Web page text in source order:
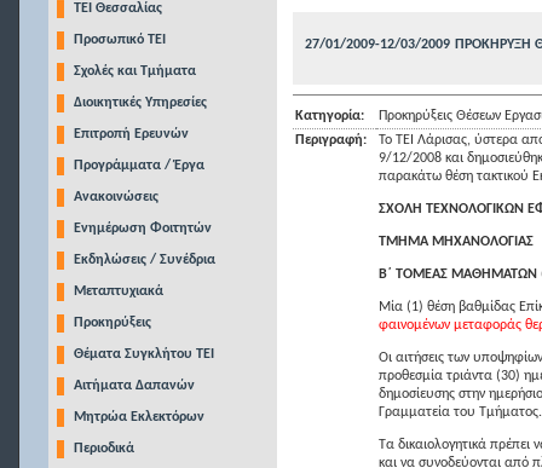
TEI Θεσσαλίας
Προσωπικό ΤΕΙ
Σχολές και Τμήματα
Διοικητικές Υπηρεσίες
Επιτροπή Ερευνών
Προγράμματα / Έργα
Ανακοινώσεις
Ενημέρωση Φοιτητών
Εκδηλώσεις / Συνέδρια
Μεταπτυχιακά
Προκηρύξεις
Θέματα Συγκλήτου ΤΕΙ
Αιτήματα Δαπανών
Μητρώα Εκλεκτόρων
Περιοδικά
27/01/2009-12/03/2009 ΠΡΟΚΗΡΥΞΗ
Κατηγορία:
Προκηρύξεις Θέσεων
Περιγραφή:
Το ΤΕΙ Λάρισας, ύστερα
9/12/2008 και
παρακάτω θέση τακτικού
ΣΧΟΛΗ ΤΕΧΝΟΛΟΓΙΚΩΝ
ΤΜΗΜΑ ΜΗΧΑΝΟΛΟΓΙΑΣ
Β΄ ΤΟΜΕΑΣ ΜΑΘΗΜΑΤΩΝ
Μία (1) θέση βαθμίδας
φαινομένων μεταφοράς
Οι αιτήσεις των
προθεσμία τριάντα (30)
δημοσίευσης στην
Γραμματεία του Τμήματος.
Τα δικαιολογητικά πρέπει
και να συνοδεύονται από